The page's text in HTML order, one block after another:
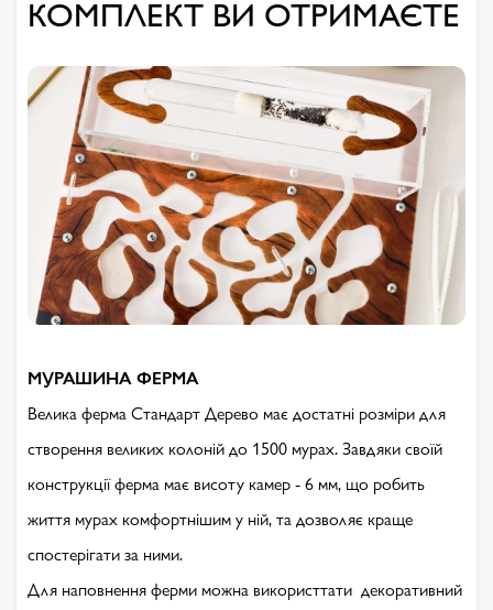
КОМПЛЕКТ ВИ ОТРИМАЄТЕ
МУРАШИНА ФЕРМА
Велика ферма Стандарт Дерево має достатні розміри для
створення великих колоній до 1500 мурах. Завдяки своїй
конструкції ферма має висоту камер - 6 мм, що робить
життя мурах комфортнішим у ній, та дозволяє краще
спостерігати за ними.
Для наповнення ферми можна використтати декоративний